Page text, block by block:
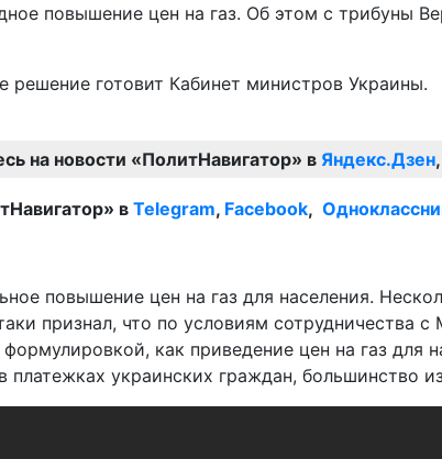
повышение цен на газ. Об этом с трибуны
решение готовит Кабинет министров Украины.
на новости «ПолитНавигатор» в Яндекс.Дзен,
в Telegram, Facebook,
повышение цен на газ для населения.
признал, что по условиям сотрудничества
как приведение цен на газ
платежках украинских граждан,